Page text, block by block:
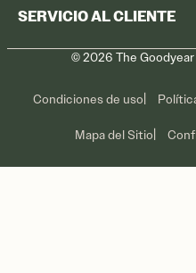
Contacto
SERVICIO AL CLIENTE
Cuidado del neumático
Promoción
©2026 The
Condiciones de uso
Mapa del Sitio